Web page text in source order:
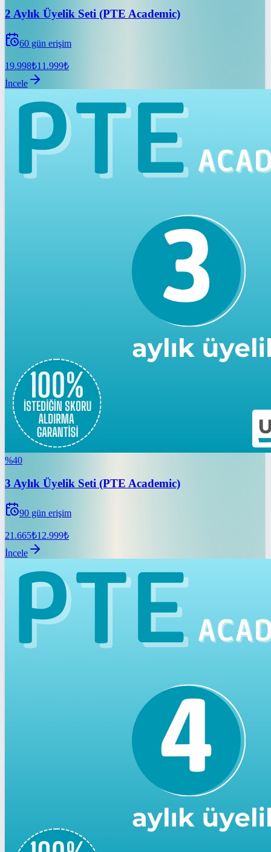
2 Aylık Üyelik Seti (PTE Academic)
60 gün erişim
19.998₺11.999₺
İncele
%40
3 Aylık Üyelik Seti (PTE Academic)
90 gün erişim
21.665₺12.999₺
İncele